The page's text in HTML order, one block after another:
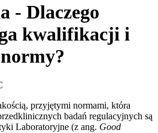
- Dlaczego
kwalifikacji i
przyjętymi normami, która
badań regulacyjnych są
Laboratoryjne (z ang. Good